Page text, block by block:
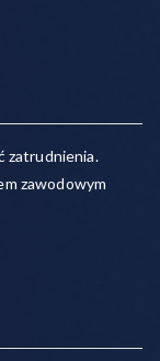
zatrudnienia.
zawodowym